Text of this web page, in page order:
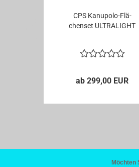
CPS Kanupolo-​​Flä­
chen­set UL­TRA­LIGHT
ab 299,00 EUR
Möchten